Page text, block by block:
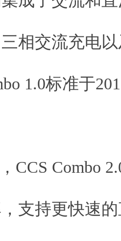
相交流充电
1.0标准于
Combo
支持更快速